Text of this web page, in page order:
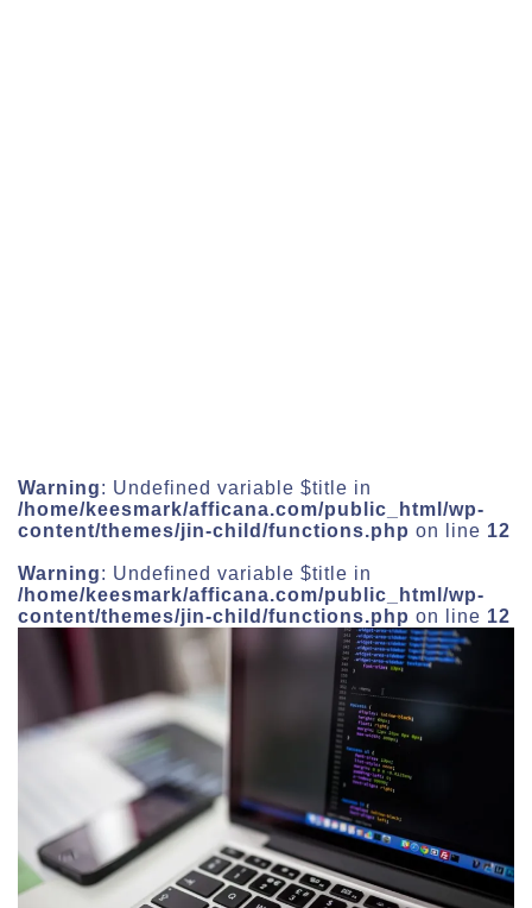
Warning: Undefined variable $title in
/home/keesmark/afficana.com/public_html/wp-
content/themes/jin-child/functions.php on line 12
Warning: Undefined variable $title in
/home/keesmark/afficana.com/public_html/wp-
content/themes/jin-child/functions.php on line 12